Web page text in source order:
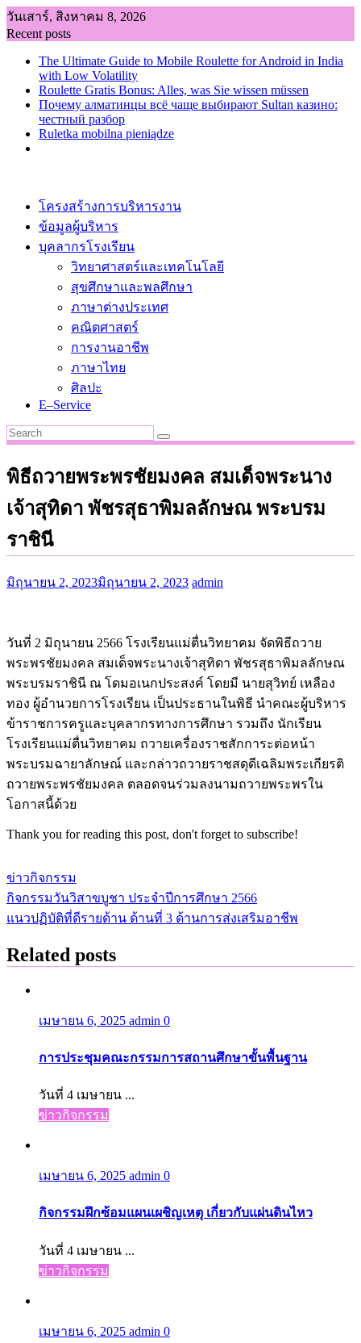
Skip
to
content
วันเสาร์, สิงหาคม 8, 2026
Recent posts
The Ultimate Guide to Mobile Roulette for Android in India
with Low Volatility
Roulette Gratis Bonus: Alles, was Sie wissen müssen
Почему алматинцы всё чаще выбирают Sultan казино:
честный разбор
Ruletka mobilna pieniądze
โครงสร้างการบริหารงาน
ข้อมูลผู้บริหาร
บุคลากรโรงเรียน
วิทยาศาสตร์และเทคโนโลยี
สุขศึกษาและพลศึกษา
ภาษาต่างประเทศ
คณิตศาสตร์
การงานอาชีพ
ภาษาไทย
ศิลปะ
E–Service
พิธีถวายพระพรชัยมงคล สมเด็จพระนาง
เจ้าสุทิดา พัชรสุธาพิมลลักษณ พระบรม
ราชินี
มิถุนายน 2, 2023มิถุนายน 2, 2023 admin
วันที่ 2 มิถุนายน 2566 โรงเรียนแม่ตื่นวิทยาคม จัดพิธีถวาย
พระพรชัยมงคล สมเด็จพระนางเจ้าสุทิดา พัชรสุธาพิมลลักษณ
พระบรมราชินี ณ โดมอเนกประสงค์ โดยมี นายสุวิทย์ เหลือง
ทอง ผู้อำนวยการโรงเรียน เป็นประธานในพิธี นำคณะผู้บริหาร
ข้าราชการครูและบุคลากรทางการศึกษา รวมถึง นักเรียน
โรงเรียนแม่ตื่นวิทยาคม ถวายเครื่องราชสักการะต่อหน้า
พระบรมฉายาลักษณ์ และกล่าวถวายราชสดุดีเฉลิมพระเกียรติ
ถวายพระพรชัยมงคล ตลอดจนร่วมลงนามถวายพระพรใน
โอกาสนี้ด้วย
Thank you for reading this post, don't forget to subscribe!
ข่าวกิจกรรม
แนะแนว
กิจกรรมวันวิสาขบูชา ประจำปีการศึกษา 2566
แนวปฏิบัติที่ดีรายด้าน ด้านที่ 3 ด้านการส่งเสริมอาชีพ
Related posts
เมษายน 6, 2025 admin 0
การประชุมคณะกรรมการสถานศึกษาขั้นพื้นฐาน
วันที่ 4 เมษายน ...
ข่าวกิจกรรม
เมษายน 6, 2025 admin 0
กิจกรรมฝึกซ้อมแผนเผชิญเหตุ เกี่ยวกับแผ่นดินไหว
วันที่ 4 เมษายน ...
ข่าวกิจกรรม
เมษายน 6, 2025 admin 0